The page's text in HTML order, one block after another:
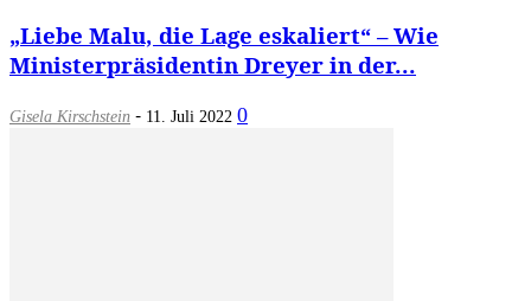
„Liebe Malu, die Lage eskaliert“ – Wie
Ministerpräsidentin Dreyer in der...
Gisela Kirschstein - 11. Juli 2022 0